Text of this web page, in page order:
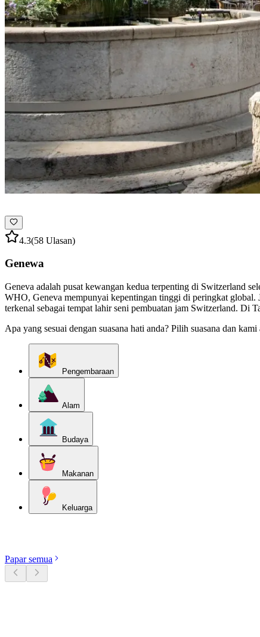
4.3(58 Ulasan)
Genewa
Geneva adalah pusat kewangan kedua terpenting di Switzerland
WHO, Geneva mempunyai kepentingan tinggi di peringkat global.
terkenal sebagai tempat lahir seni pembuatan jam Switzerland. Di
Apa yang sesuai dengan suasana hati anda? Pilih suasana dan
Pengembaraan
Alam
Budaya
Makanan
Keluarga
Papar semua